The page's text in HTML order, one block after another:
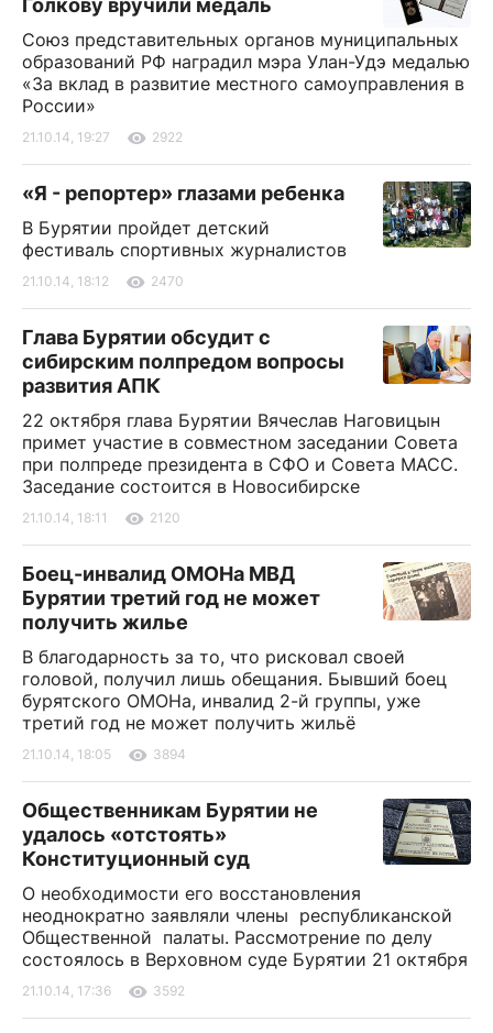
Союз представительных органов муниципальных
образований РФ наградил мэра Улан-Удэ медалью
«За вклад в развитие местного самоуправления в
России»
21.10.14, 19:27 2922
«Я - репортер» глазами ребенка
В Бурятии пройдет детский
фестиваль спортивных журналистов
21.10.14, 18:12 2470
Глава Бурятии обсудит с
сибирским полпредом вопросы
развития АПК
22 октября глава Бурятии Вячеслав Наговицын
примет участие в совместном заседании Совета
при полпреде президента в СФО и Совета МАСС.
Заседание состоится в Новосибирске
21.10.14, 18:11 2120
Боец-инвалид ОМОНа МВД
Бурятии третий год не может
получить жилье
В благодарность за то, что рисковал своей
головой, получил лишь обещания. Бывший боец
бурятского ОМОНа, инвалид 2-й группы, уже
третий год не может получить жильё
21.10.14, 18:05 3894
Общественникам Бурятии не
удалось «отстоять»
Конституционный суд
О необходимости его восстановления
неоднократно заявляли члены республиканской
Общественной палаты. Рассмотрение по делу
состоялось в Верховном суде Бурятии 21 октября
21.10.14, 17:36 3592